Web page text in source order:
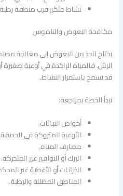
نشاط متكرر قرب منطقة
مكافحة البعوض والناموس
يحتاج الحد من البعوض إلى معالجة
الرش. فالمياه الراكدة في أوعية
قد تسمح باستمرار النشاط.
تبدأ الخطة بمراجعة:
أحواض النباتات.
الأوعية المتروكة في الحديقة.
مصارف المياه.
البرك أو النوافير غير المتحركة.
الخزانات أو الأغطية غير
المناطق المظللة والرطبة.